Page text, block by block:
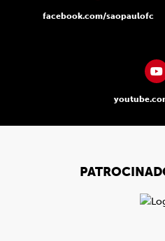
facebook.com/saopaulofc